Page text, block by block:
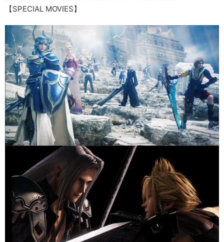
【SPECIAL MOVIES】